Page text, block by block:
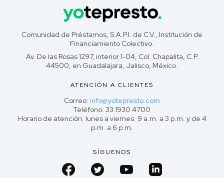
Comunidad de Préstamos, S.A.P.I. de C.V., Institución de
Financiamiento Colectivo.
Av. De las Rosas 1297, interior 1-04, Col. Chapalita, C.P.
44500, en Guadalajara, Jalisco, México.
ATENCIÓN A CLIENTES
Correo: info@yotepresto.com
Teléfono: 33 1930 4700
Horario de atención: lunes a viernes: 9 a.m. a 3 p.m. y de 4
p.m. a 6 p.m.
SÍGUENOS